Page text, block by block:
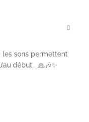
les sons permettent
début… 🙏🎶✨